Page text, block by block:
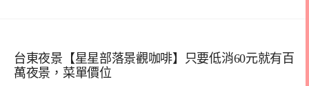
台東夜景【星星部落景觀咖啡】只要低消60元就有百
萬夜景，菜單價位